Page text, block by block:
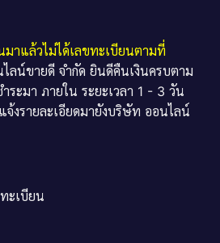
มาแล้วไม่ได้เลขทะเบียนตามที่
ลน์ขายดี จำกัด ยินดีคืนเงินครบตาม
ระมา ภายใน ระยะเวลา 1 - 3 วัน
จ้งรายละเอียดมายังบริษัท ออนไลน์
ะเบียน